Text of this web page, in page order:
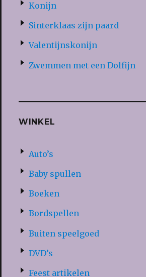
Konijn
Sinterklaas zijn paard
Valentijnskonijn
Zwemmen met een Dolfijn
WINKEL
Auto’s
Baby spullen
Boeken
Bordspellen
Buiten speelgoed
DVD’s
Feest artikelen